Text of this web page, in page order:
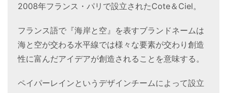
2008年フランス・パリで設立されたCote＆Ciel。
フランス語で『海岸と空』を表すブランドネームは
海と空が交わる水平線では様々な要素が交わり創造
性に富んだアイデアが創造されることを意味する。
ペイパーレインというデザインチームによって設立